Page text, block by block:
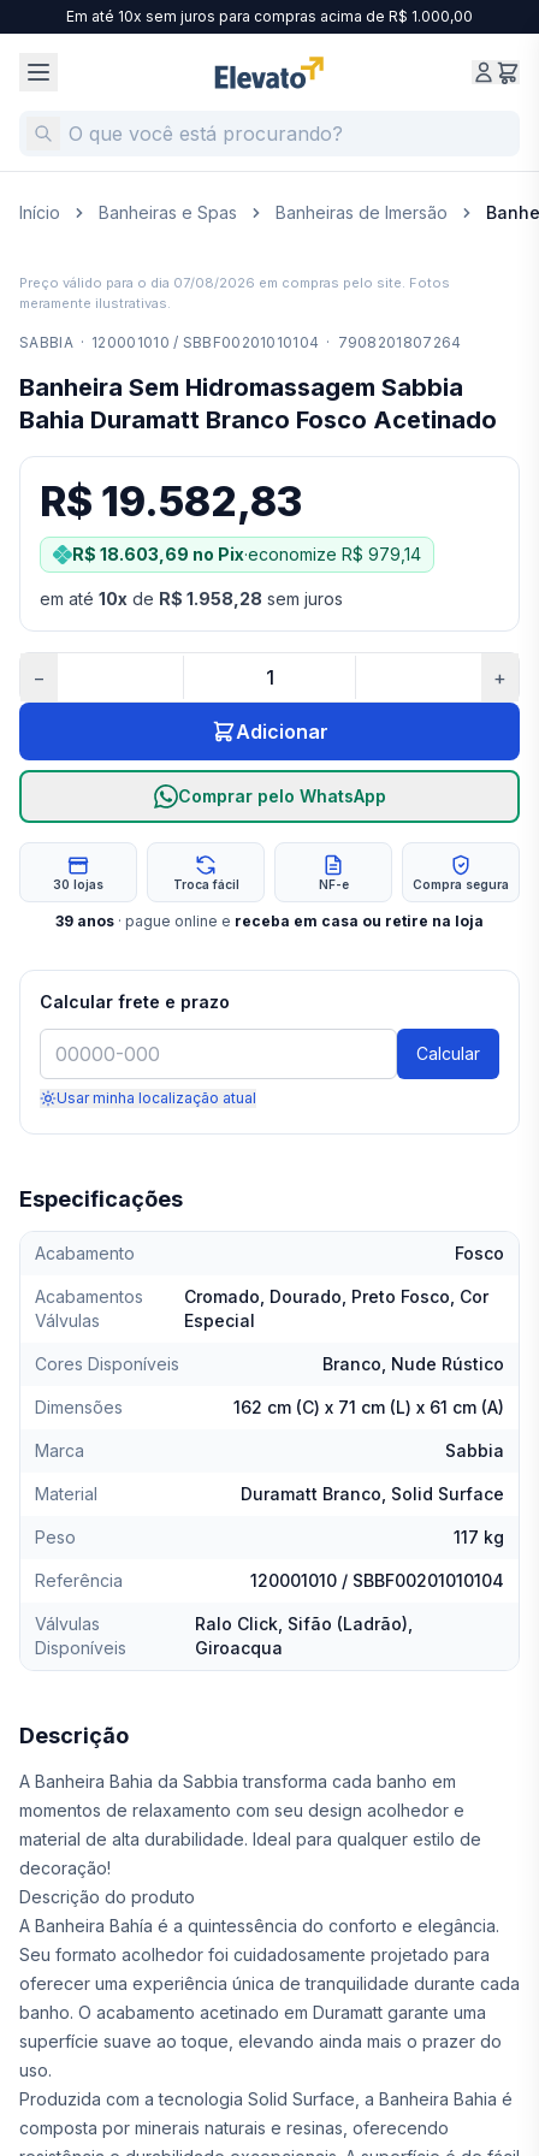
Em até 10x sem juros para compras acima de R$ 1.000,00
Início Banheiras e Spas Banheiras de Imersão
Preço válido para o dia 07/08/2026 em compras pelo site. Fotos
meramente ilustrativas.
Especificações
Acabamento Fosco
Acabamentos
Válvulas
Cromado, Dourado, Preto Fosco, Cor
Especial
Cores Disponíveis Branco, Nude Rústico
Dimensões 162 cm (C) x 71 cm (L) x 61 cm (A)
Marca Sabbia
Material Duramatt Branco, Solid Surface
Peso 117 kg
Referência 120001010 / SBBF00201010104
Válvulas
Disponíveis
Ralo Click, Sifão (Ladrão),
Giroacqua
Descrição
A Banheira Bahia da Sabbia transforma cada banho em
momentos de relaxamento com seu design acolhedor e
material de alta durabilidade. Ideal para qualquer estilo de
decoração!
Descrição do produto
A Banheira Bahía é a quintessência do conforto e elegância.
Seu formato acolhedor foi cuidadosamente projetado para
oferecer uma experiência única de tranquilidade durante cada
banho. O acabamento acetinado em Duramatt garante uma
superfície suave ao toque, elevando ainda mais o prazer do
uso.
Produzida com a tecnologia Solid Surface, a Banheira Bahia é
composta por minerais naturais e resinas, oferecendo
SABBIA · 120001010 / SBBF00201010104 · 7908201807264
Banheira Sem Hidromassagem Sabbia
Bahia Duramatt Branco Fosco Acetinado
R$ 19.582,83
R$ 18.603,69 no Pix·economize R$ 979,14
em até 10x de R$ 1.958,28 sem juros
− +
Adicionar
Comprar pelo WhatsApp
30 lojas Troca fácil NF-e Compra segura
39 anos · pague online e receba em casa ou retire na loja
Calcular frete e prazo
Calcular
Usar minha localização atual